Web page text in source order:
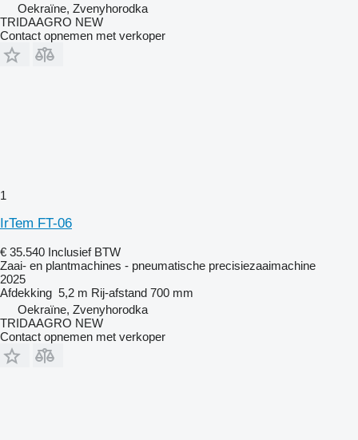
Oekraïne, Zvenyhorodka
TRIDAAGRO NEW
Contact opnemen met verkoper
1
IrTem FT-06
€ 35.540 Inclusief BTW
Zaai- en plantmachines - pneumatische precisiezaaimachine
2025
Afdekking 5,2 m Rij-afstand 700 mm
Oekraïne, Zvenyhorodka
TRIDAAGRO NEW
Contact opnemen met verkoper